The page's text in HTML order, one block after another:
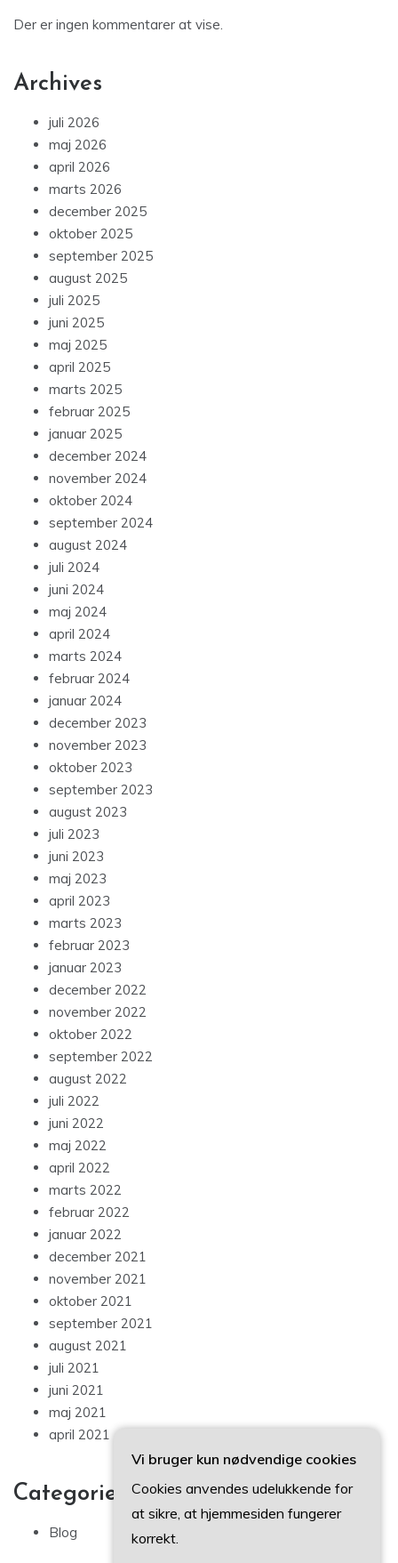
Der er ingen kommentarer at vise.
Archives
juli 2026
maj 2026
april 2026
marts 2026
december 2025
oktober 2025
september 2025
august 2025
juli 2025
juni 2025
maj 2025
april 2025
marts 2025
februar 2025
januar 2025
december 2024
november 2024
oktober 2024
september 2024
august 2024
juli 2024
juni 2024
maj 2024
april 2024
marts 2024
februar 2024
januar 2024
december 2023
november 2023
oktober 2023
september 2023
august 2023
juli 2023
juni 2023
maj 2023
april 2023
marts 2023
februar 2023
januar 2023
december 2022
november 2022
oktober 2022
september 2022
august 2022
juli 2022
juni 2022
maj 2022
april 2022
marts 2022
februar 2022
januar 2022
december 2021
november 2021
oktober 2021
september 2021
august 2021
juli 2021
juni 2021
maj 2021
april 2021
Categories
Blog
Vi bruger kun nødvendige cookies
Cookies anvendes udelukkende for
at sikre, at hjemmesiden fungerer
korrekt.